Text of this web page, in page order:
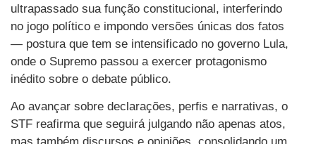
ultrapassado sua função constitucional, interferindo
no jogo político e impondo versões únicas dos fatos
— postura que tem se intensificado no governo Lula,
onde o Supremo passou a exercer protagonismo
inédito sobre o debate público.
Ao avançar sobre declarações, perfis e narrativas, o
STF reafirma que seguirá julgando não apenas atos,